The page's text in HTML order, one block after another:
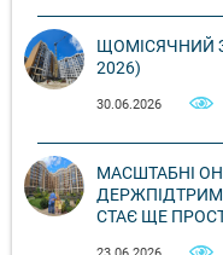
ЩОМІСЯЧНИЙ
2026)
30.06.2026
МАСШТАБНІ
СТАЄ ЩЕ